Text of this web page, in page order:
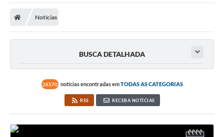
Notícias
BUSCA DETALHADA
26570 notícias encontradas emTODAS AS CATEGORIAS
RSS RECEBA NOTÍCIAS